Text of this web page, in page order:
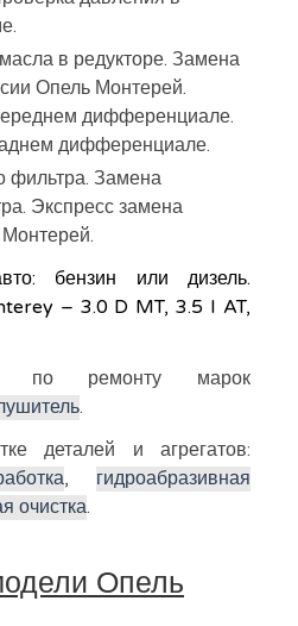
в редукторе. Замена
Опель Монтерей.
дифференциале.
дифференциале.
фильтра. Замена
Экспресс замена
бензин или дизель.
– 3.0 D MT, 3.5 I AT,
по ремонту марок
.
деталей и агрегатов:
, гидроабразивная
очистка.
Опель